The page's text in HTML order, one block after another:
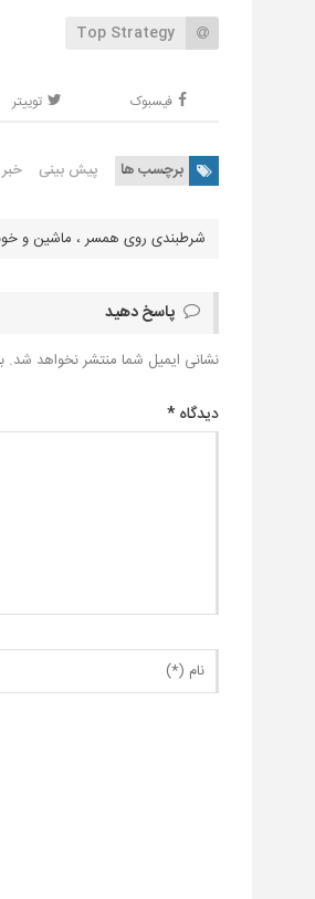
Top Strategy
فیسبوک توییتر
برچسب ها پیش بینی خبر
شرطبندی روی همسر ، ماشین و
پاسخ دهید
نشانی ایمیل شما منتشر نخواهد شد.
دیدگاه *